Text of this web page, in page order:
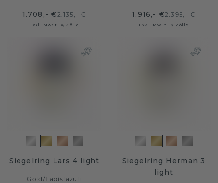
1.708,- €2.135,- €
Exkl. MwSt. & Zölle
1.916,- €2.395,- €
Exkl. MwSt. & Zölle
Siegelring Lars 4 light
Gold/Lapislazuli
Siegelring Herman 3
light